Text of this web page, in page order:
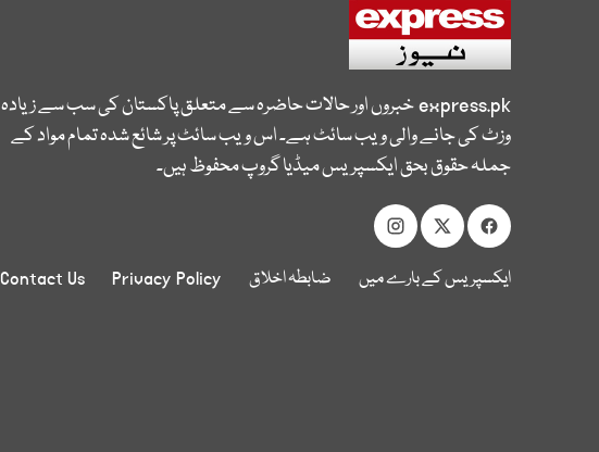
express.pkخبروں اور حالات حاضرہ سے متعلق پاکستان کی سب سے زیادہ
وزٹ کی جانے والی ویب سائٹ ہے۔ اس ویب سائٹ پر شائع شدہ تمام مواد کے
جملہ حقوق بحق ایکسپریس میڈیا گروپ محفوظ ہیں۔
ایکسپریس کے بارے میں ضابطہ اخلاق Privacy Policy
Contact Us